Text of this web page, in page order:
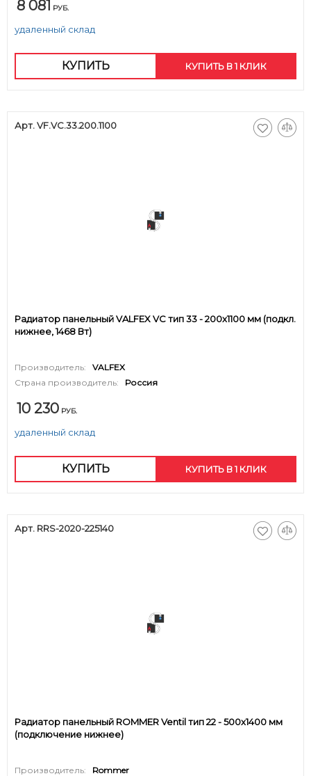
8 081 РУБ.
удаленный склад
КУПИТЬ КУПИТЬ В 1 КЛИК
Арт. VF.VC.33.200.1100
Радиатор панельный VALFEX VC тип 33 - 200x1100 мм (подкл.
нижнее, 1468 Вт)
Производитель:
VALFEX
Страна производитель:
Россия
10 230 РУБ.
удаленный склад
КУПИТЬ КУПИТЬ В 1 КЛИК
Арт. RRS-2020-225140
Радиатор панельный ROMMER Ventil тип 22 - 500x1400 мм
(подключение нижнее)
Производитель:
Rommer